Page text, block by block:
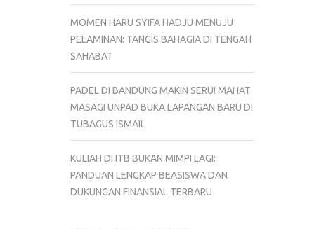
MOMEN HARU SYIFA HADJU MENUJU
PELAMINAN: TANGIS BAHAGIA DI TENGAH
SAHABAT
PADEL DI BANDUNG MAKIN SERU! MAHAT
MASAGI UNPAD BUKA LAPANGAN BARU DI
TUBAGUS ISMAIL
KULIAH DI ITB BUKAN MIMPI LAGI:
PANDUAN LENGKAP BEASISWA DAN
DUKUNGAN FINANSIAL TERBARU